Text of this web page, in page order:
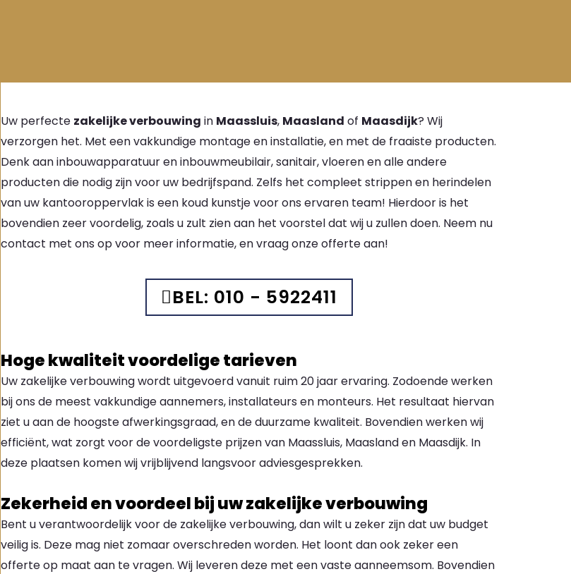
Uw perfecte zakelijke verbouwing in Maassluis, Maasland of Maasdijk? Wij
verzorgen het. Met een vakkundige montage en installatie, en met de fraaiste producten.
Denk aan inbouwapparatuur en inbouwmeubilair, sanitair, vloeren en alle andere
producten die nodig zijn voor uw bedrijfspand. Zelfs het compleet strippen en herindelen
van uw kantooroppervlak is een koud kunstje voor ons ervaren team! Hierdoor is het
bovendien zeer voordelig, zoals u zult zien aan het voorstel dat wij u zullen doen. Neem nu
contact met ons op voor meer informatie, en vraag onze offerte aan!
BEL: 010 - 5922411
Hoge kwaliteit voordelige tarieven
Uw zakelijke verbouwing wordt uitgevoerd vanuit ruim 20 jaar ervaring. Zodoende werken
bij ons de meest vakkundige aannemers, installateurs en monteurs. Het resultaat hiervan
ziet u aan de hoogste afwerkingsgraad, en de duurzame kwaliteit. Bovendien werken wij
efficiënt, wat zorgt voor de voordeligste prijzen van Maassluis, Maasland en Maasdijk. In
deze plaatsen komen wij vrijblijvend langsvoor adviesgesprekken.
Zekerheid en voordeel bij uw zakelijke verbouwing
Bent u verantwoordelijk voor de zakelijke verbouwing, dan wilt u zeker zijn dat uw budget
veilig is. Deze mag niet zomaar overschreden worden. Het loont dan ook zeker een
offerte op maat aan te vragen. Wij leveren deze met een vaste aanneemsom. Bovendien